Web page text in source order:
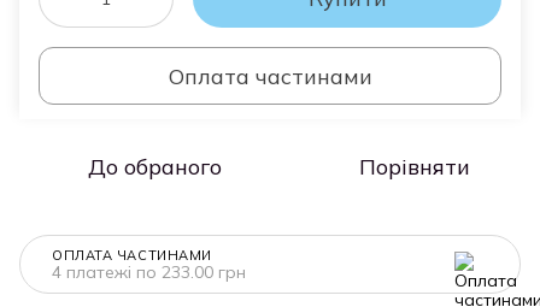
Оплата частинами
До обраного Порівняти
ОПЛАТА ЧАСТИНАМИ
4 платежі по 233.00 грн